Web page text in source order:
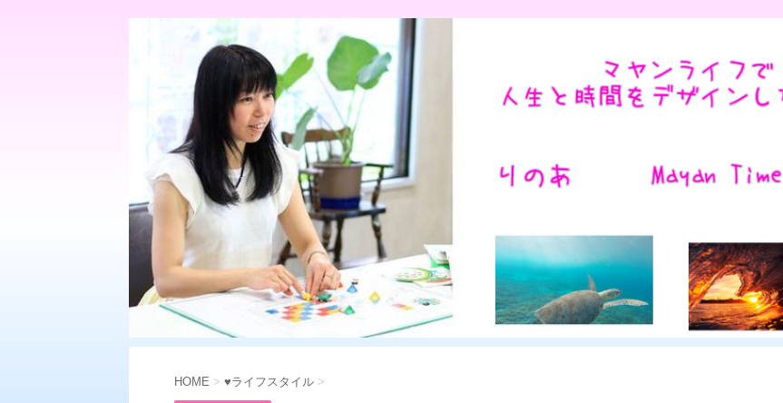
HOME > ♥ライフスタイル >